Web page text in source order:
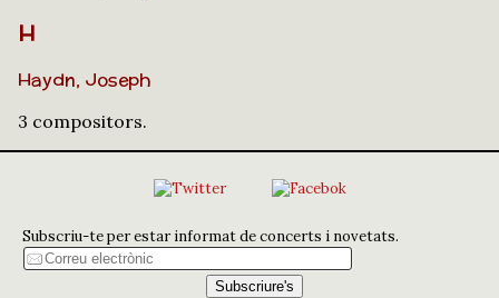
H
Haydn, Joseph
3 compositors.
Subscriu-te per estar informat de concerts i novetats.